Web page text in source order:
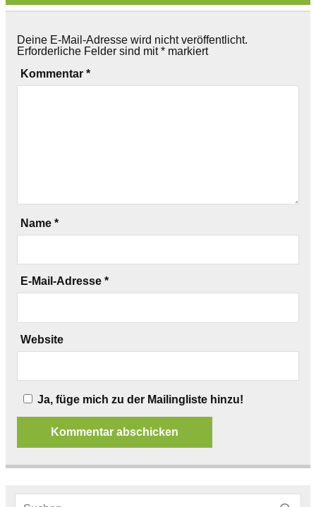
Deine E-Mail-Adresse wird nicht veröffentlicht.
Erforderliche Felder sind mit* markiert
Kommentar *
Name *
E-Mail-Adresse *
Website
Ja, füge mich zu der Mailingliste hinzu!